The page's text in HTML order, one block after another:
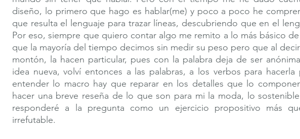
diseño, lo primero que hago es hablar(me) y poco a poco he
que resulta el lenguaje para trazar líneas, descubriendo que en el
Por eso, siempre que quiero contar algo me remito a lo más básico de
que la mayoría del tiempo decimos sin medir su peso pero que al
montón, la hacen particular, pues con la palabra deja de ser
idea nueva, volví entonces a las palabras, a los verbos para
entender lo macro hay que reparar en los detalles que lo
hacer una breve reseña de lo que son para mi la moda, lo
responderé a la pregunta como un ejercicio propositivo más
irrefutable.